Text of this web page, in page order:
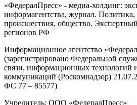
«ФедералПресс» - медиа-холдинг:
информагентства, журнал. Политика,
происшествия, общество.
регионов РФ
Информационное агентство
(зарегистрировано Федеральной
связи, информационных технологий
коммуникаций (Роскомнадзор)
ФС 77 – 85577)
Учредитель: ООО «ФедералПресс»